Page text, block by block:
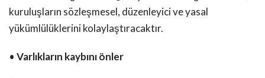
kuruluşların sözleşmesel, düzenleyici ve yasal
yükümlülüklerini kolaylaştıracaktır.
• Varlıkların kaybını önler